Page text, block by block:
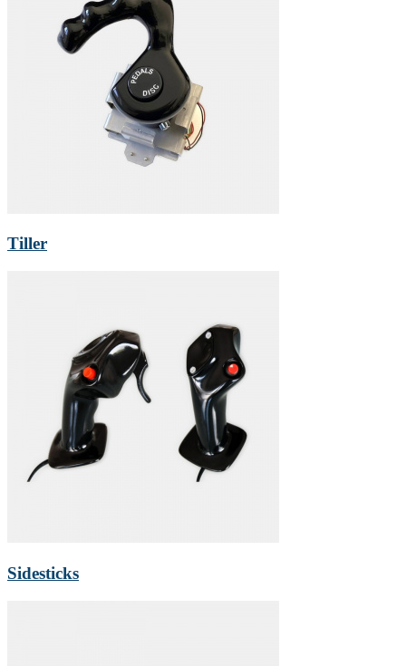
Tiller
Sidesticks